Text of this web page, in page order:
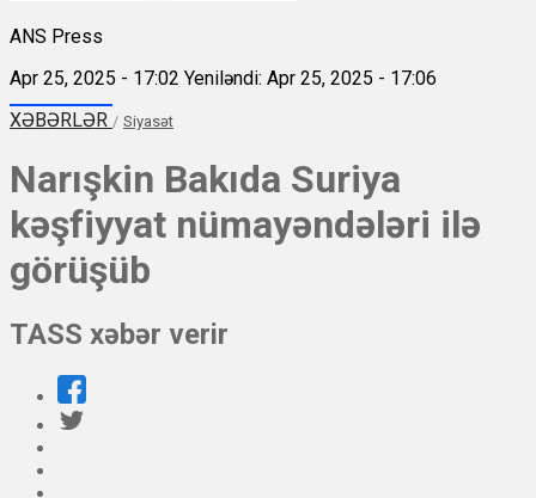
ANS Press
Apr 25, 2025 - 17:02 Yeniləndi: Apr 25, 2025 - 17:06
XƏBƏRLƏR / Siyasət
Narışkin Bakıda Suriya
kəşfiyyat nümayəndələri ilə
görüşüb
TASS xəbər verir